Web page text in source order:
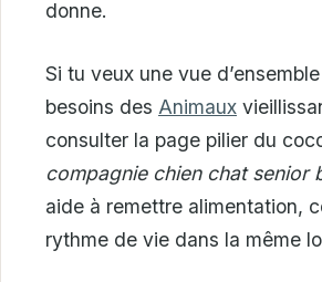
donne.
Si tu veux une vue
besoins des Animaux
consulter la page pilier du
compagnie chien chat senior
aide à remettre alimentation,
rythme de vie dans la même